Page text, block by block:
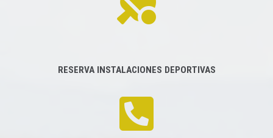
RESERVA INSTALACIONES DEPORTIVAS